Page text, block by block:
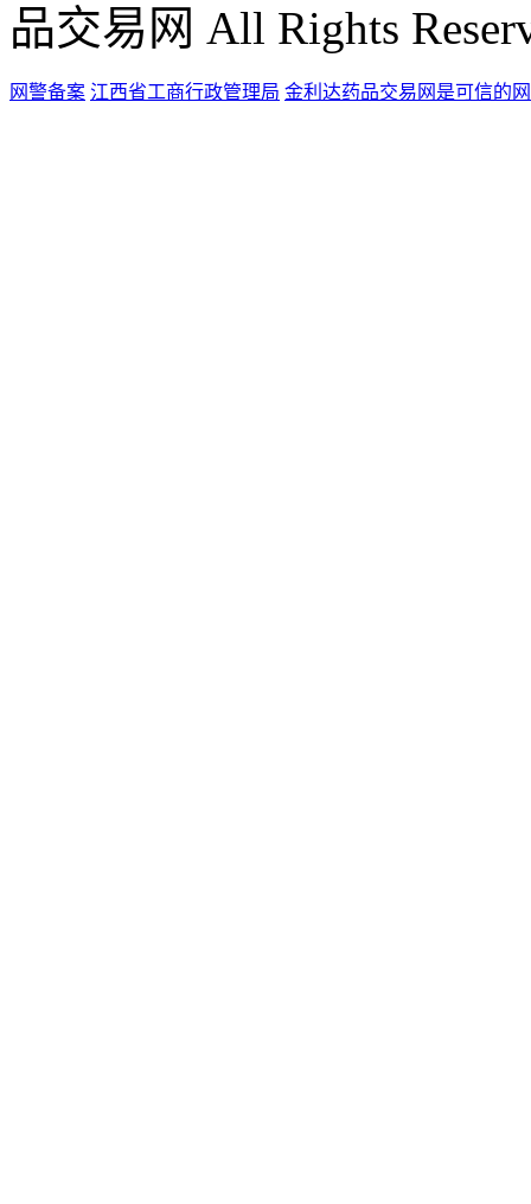
品交易网 All Rights
网警备案 江西省工商行政管理局 金利达药品交易网是可信的